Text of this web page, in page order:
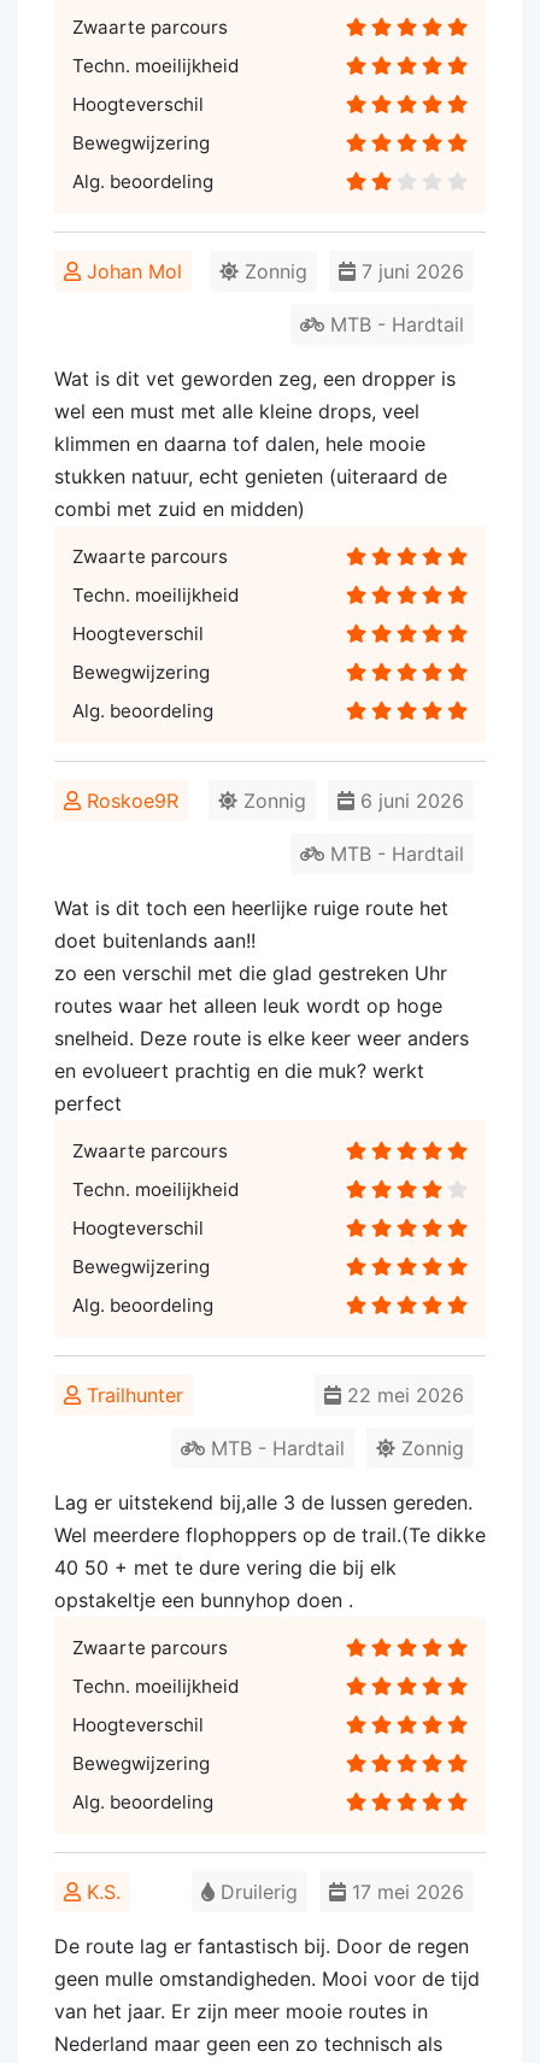
Zwaarte parcours
Techn. moeilijkheid
Hoogteverschil
Bewegwijzering
Alg. beoordeling
Johan Mol 7 juni 2026
Zonnig
MTB - Hardtail
Wat is dit vet geworden zeg, een dropper is
wel een must met alle kleine drops, veel
klimmen en daarna tof dalen, hele mooie
stukken natuur, echt genieten (uiteraard de
combi met zuid en midden)
Zwaarte parcours
Techn. moeilijkheid
Hoogteverschil
Bewegwijzering
Alg. beoordeling
Roskoe9R 6 juni 2026
Zonnig
MTB - Hardtail
Wat is dit toch een heerlijke ruige route het
doet buitenlands aan!!
zo een verschil met die glad gestreken Uhr
routes waar het alleen leuk wordt op hoge
snelheid. Deze route is elke keer weer anders
en evolueert prachtig en die muk? werkt
perfect
Zwaarte parcours
Techn. moeilijkheid
Hoogteverschil
Bewegwijzering
Alg. beoordeling
Trailhunter 22 mei 2026
Zonnig
MTB - Hardtail
Lag er uitstekend bij,alle 3 de lussen gereden.
Wel meerdere flophoppers op de trail.(Te dikke
40 50 + met te dure vering die bij elk
opstakeltje een bunnyhop doen .
Zwaarte parcours
Techn. moeilijkheid
Hoogteverschil
Bewegwijzering
Alg. beoordeling
K.S. 17 mei 2026
Druilerig
De route lag er fantastisch bij. Door de regen
geen mulle omstandigheden. Mooi voor de tijd
van het jaar. Er zijn meer mooie routes in
Nederland maar geen een zo technisch als